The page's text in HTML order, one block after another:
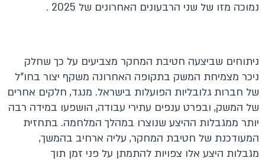
נמוכה מזו של שני הרבעונים האחרונים של 2025 .
ניתוחים שביצעה חטיבת המחקר מצביעים על כך שחלק
ניכר מצמיחת המשק בתקופה האחרונה משקף יצור בחו"ל
של חברות גלובליות הפועלות בישראל. מנגד, חלקים אחרים
של המשק, ובפרט ענפים עתירי עבודה, הושפעו במידה רבה
יותר ממגבלות ההיצע שנוצרו במהלך המלחמה. בתחזית
המעודכנת של חטיבת המחקר, עליה ארחיב בהמשך,
מגבלות היצע אלו צפויות להתמתן על פני זמן תוך